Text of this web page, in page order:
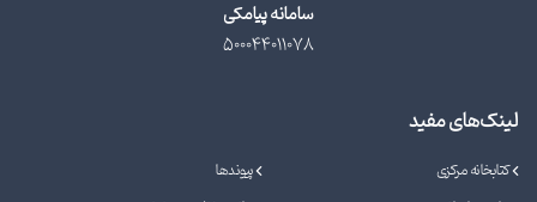
سامانه پیامکی
500044011078
لینک‌های مفید
کتابخانه مرکزی
پیوندها